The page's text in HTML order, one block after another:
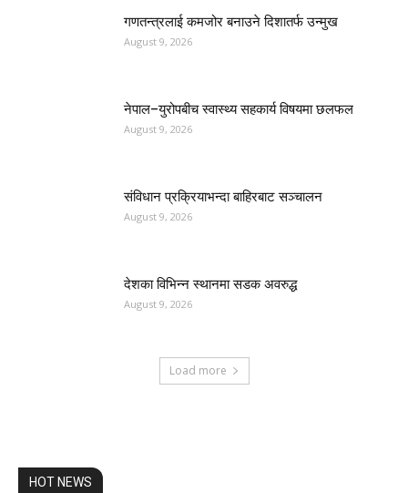
गणतन्त्रलाई कमजोर बनाउने दिशातर्फ उन्मुख
August 9, 2026
नेपाल–युरोपबीच स्वास्थ्य सहकार्य विषयमा छलफल
August 9, 2026
संविधान प्रक्रियाभन्दा बाहिरबाट सञ्चालन
August 9, 2026
देशका विभिन्न स्थानमा सडक अवरुद्ध
August 9, 2026
Load more
HOT NEWS